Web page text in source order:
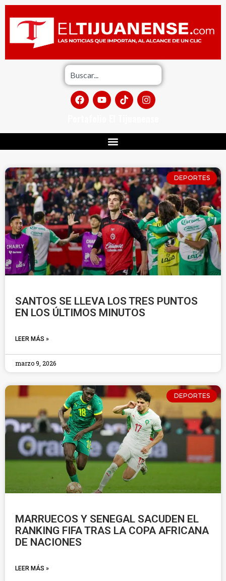
DEPORTES
SANTOS SE LLEVA LOS TRES PUNTOS
EN LOS ÚLTIMOS MINUTOS
LEER MÁS »
marzo 9, 2026
DEPORTES
MARRUECOS Y SENEGAL SACUDEN EL
RANKING FIFA TRAS LA COPA AFRICANA
DE NACIONES
LEER MÁS »